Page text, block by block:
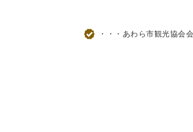
・・・あわら市観光協会